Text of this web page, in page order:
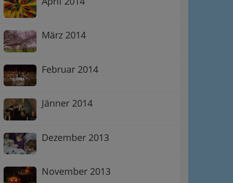
März 2014
Februar 2014
Jänner 2014
Dezember 2013
November 2013